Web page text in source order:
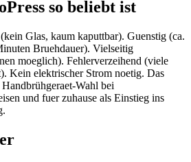
so beliebt ist
Glas, kaum kaputtbar). Guenstig (ca.
Bruehdauer). Vielseitig
moeglich). Fehlerverzeihend (viele
Kein elektrischer Strom noetig. Das
Wahl bei
und fuer zuhause als Einstieg ins